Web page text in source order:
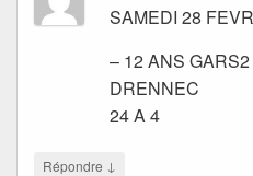
SAMEDI 28
– 12 ANS
DRENNEC
24 A 4
Répondre ↓